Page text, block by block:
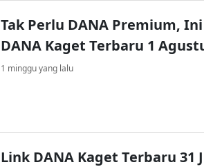
Tak Perlu DANA Premium,
DANA Kaget Terbaru 1
1 minggu yang lalu
Link DANA Kaget Terbaru 31